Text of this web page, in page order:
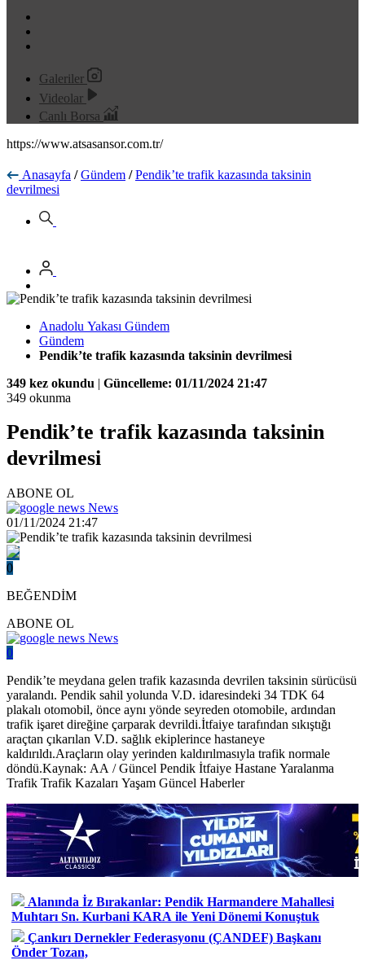
Galeriler
Videolar
Canlı Borsa
https://www.atsasansor.com.tr/
Anasayfa / Gündem / Pendik’te trafik kazasında taksinin
devrilmesi
Anadolu Yakası Gündem
Gündem
Pendik’te trafik kazasında taksinin devrilmesi
349 kez okundu | Güncelleme: 01/11/2024 21:47
349 okunma
Pendik’te trafik kazasında taksinin
devrilmesi
ABONE OL
News
01/11/2024 21:47
0
BEĞENDİM
ABONE OL
News
0
Pendik’te meydana gelen trafik kazasında devrilen taksinin sürücüsü
yaralandı. Pendik sahil yolunda V.D. idaresindeki 34 TDK 64
plakalı otomobil, önce aynı yönde seyreden otomobile, ardından
trafik işaret direğine çarparak devrildi.İtfaiye tarafından sıkıştığı
araçtan çıkarılan V.D. sağlık ekiplerince hastaneye
kaldırıldı.Araçların olay yerinden kaldırılmasıyla trafik normale
döndü.Kaynak: AA / Güncel Pendik İtfaiye Hastane Yaralanma
Trafik Trafik Kazaları Yaşam Güncel Haberler
Alanında İz Bırakanlar: Pendik Harmandere Mahallesi
Muhtarı Sn. Kurbani KARA ile Yeni Dönemi Konuştuk
Çankırı Dernekler Federasyonu (ÇANDEF) Başkanı
Önder Tozan,